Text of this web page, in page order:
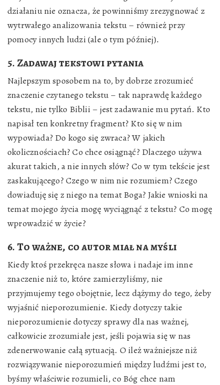
działaniu nie oznacza, że powinniśmy zrezygnować z
wytrwałego analizowania tekstu – również przy
pomocy innych ludzi (ale o tym później).
5. Zadawaj tekstowi pytania
Najlepszym sposobem na to, by dobrze zrozumieć
znaczenie czytanego tekstu – tak naprawdę każdego
tekstu, nie tylko Biblii – jest zadawanie mu pytań. Kto
napisał ten konkretny fragment? Kto się w nim
wypowiada? Do kogo się zwraca? W jakich
okolicznościach? Co chce osiągnąć? Dlaczego używa
akurat takich, a nie innych słów? Co w tym tekście jest
zaskakującego? Czego w nim nie rozumiem? Czego
dowiaduję się z niego na temat Boga? Jakie wnioski na
temat mojego życia mogę wyciągnąć z tekstu? Co mogę
wprowadzić w życie?
6. To ważne, co autor miał na myśli
Kiedy ktoś przekręca nasze słowa i nadaje im inne
znaczenie niż to, które zamierzyliśmy, nie
przyjmujemy tego obojętnie, lecz dążymy do tego, żeby
wyjaśnić nieporozumienie. Kiedy dotyczy takie
nieporozumienie dotyczy sprawy dla nas ważnej,
całkowicie zrozumiałe jest, jeśli pojawia się w nas
zdenerwowanie całą sytuacją. O ileż ważniejsze niż
rozwiązywanie nieporozumień między ludźmi jest to,
byśmy właściwie rozumieli, co Bóg chce nam